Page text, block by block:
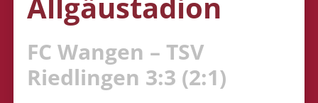
FC Wangen – TSV
Riedlingen 3:3 (2:1)